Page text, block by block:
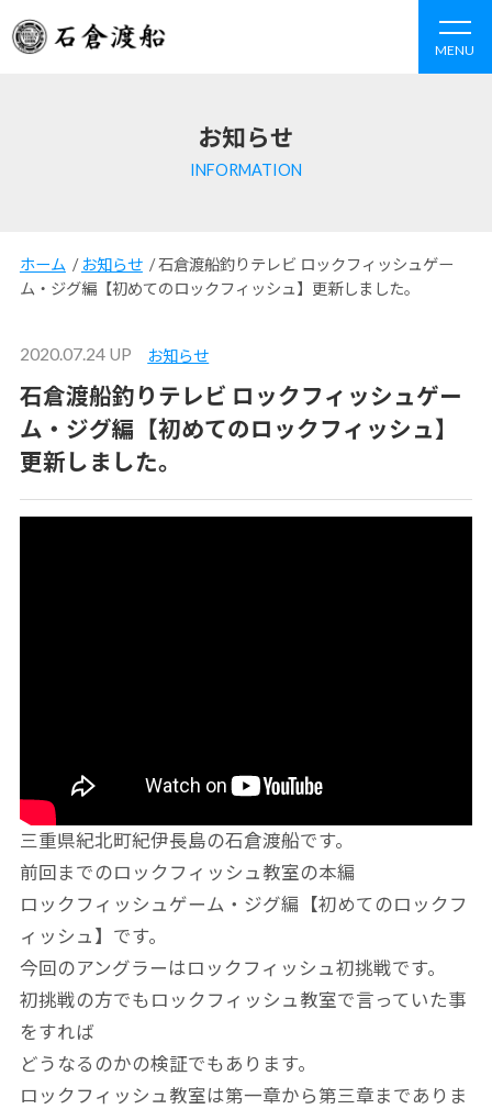
MENU
お知らせ
INFORMATION
ホーム / お知らせ/石倉渡船釣りテレビ ロックフィッシュゲー
ム・ジグ編【初めてのロックフィッシュ】更新しました。
2020.07.24 UP お知らせ
石倉渡船釣りテレビ ロックフィッシュゲー
ム・ジグ編【初めてのロックフィッシュ】
更新しました。
三重県紀北町紀伊長島の石倉渡船です。
前回までのロックフィッシュ教室の本編
ロックフィッシュゲーム・ジグ編【初めてのロックフ
ィッシュ】です。
今回のアングラーはロックフィッシュ初挑戦です。
初挑戦の方でもロックフィッシュ教室で言っていた事
をすれば
どうなるのかの検証でもあります。
ロックフィッシュ教室は第一章から第三章までありま